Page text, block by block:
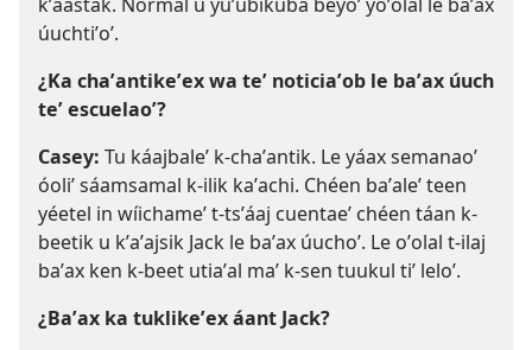
úuchtiʼoʼ.
¿Ka chaʼantikeʼex wa teʼ noticiaʼob le baʼax úuch
teʼ escuelaoʼ?
Casey: Tu káajbaleʼ k-chaʼantik. Le yáax semanaoʼ
óoliʼ sáamsamal k-ilik kaʼachi. Chéen baʼaleʼ teen
yéetel in wíichameʼ t-tsʼáaj cuentaeʼ chéen táan k-
beetik u kʼaʼajsik Jack le baʼax úuchoʼ. Le oʼolal t-ilaj
baʼax ken k-beet utiaʼal maʼ k-sen tuukul tiʼ leloʼ.
¿Baʼax ka tuklikeʼex áant Jack?